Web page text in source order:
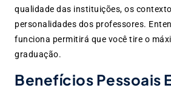
qualidade das instituições, os
personalidades dos professores.
funciona permitirá que você tire o
graduação.
Benefícios Pessoais